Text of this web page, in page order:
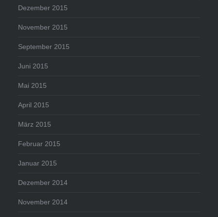
Dezember 2015
November 2015
September 2015
Juni 2015
Mai 2015
April 2015
März 2015
Februar 2015
Januar 2015
Dezember 2014
November 2014